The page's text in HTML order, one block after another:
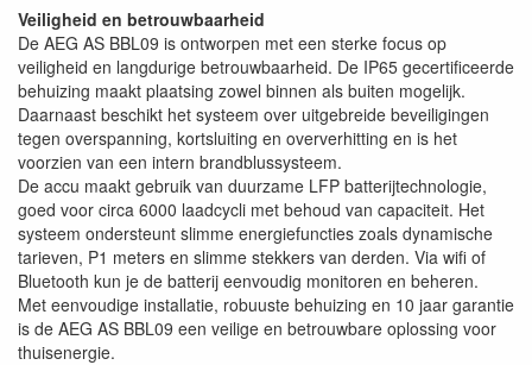
Veiligheid en betrouwbaarheid
De AEG AS BBL09 is ontworpen met een sterke focus op
veiligheid en langdurige betrouwbaarheid. De IP65 gecertificeerde
behuizing maakt plaatsing zowel binnen als buiten mogelijk.
Daarnaast beschikt het systeem over uitgebreide beveiligingen
tegen overspanning, kortsluiting en oververhitting en is het
voorzien van een intern brandblussysteem.
De accu maakt gebruik van duurzame LFP batterijtechnologie,
goed voor circa 6000 laadcycli met behoud van capaciteit. Het
systeem ondersteunt slimme energiefuncties zoals dynamische
tarieven, P1 meters en slimme stekkers van derden. Via wifi of
Bluetooth kun je de batterij eenvoudig monitoren en beheren.
Met eenvoudige installatie, robuuste behuizing en 10 jaar garantie
is de AEG AS BBL09 een veilige en betrouwbare oplossing voor
thuisenergie.